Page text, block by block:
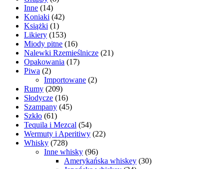
Inne 1414
produktów
Koniaki 4242
Książki 11
produkt
Likiery 153153
produkty
Miody pitne 1616
produktów
Nalewki Rzemieślnicze 2121
Opakowania 1717
Piwa 22
produkty
Importowane 22
Rumy 209209
produktów
Słodycze 1616
produktów
Szampany 4545
Szkło 6161
produktów
Tequila i Mezcal 5454
produkty
Wermuty i Aperitiwy 2222
Whisky 728728
produktów
Inne whisky 9696
produktów
Amerykańska whiskey 3030